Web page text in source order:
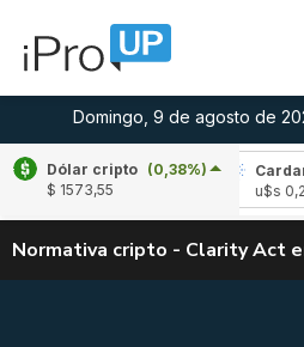
Domingo, 9 de agosto de
Dólar cripto (0,38%)
$ 1573,55
(0,10%)
Cardano
(-
Normativa cripto - Clarity Act